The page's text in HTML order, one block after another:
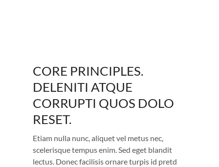
CORE PRINCIPLES.
DELENITI ATQUE
CORRUPTI QUOS DOLO
RESET.
Etiam nulla nunc, aliquet vel metus nec,
scelerisque tempus enim. Sed eget blandit
lectus. Donec facilisis ornare turpis id pretd